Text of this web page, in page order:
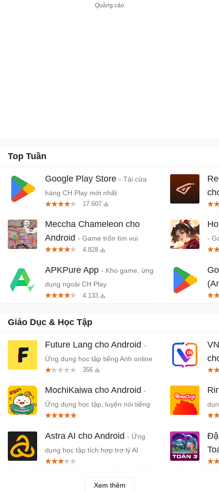
Top Tuần
Google Play Store - Tải cửa
hàng CH Play mới nhất
17.607
Meccha Chameleon cho
Android - Game trốn tìm vui
nhộn nhiều người chơi
4.828
APKPure App - Kho game, ứng
dụng ngoài CH Play
4.133
-
Da
Giáo Dục & Học Tập
Future Lang cho Android -
Ứng dụng học tập tiếng Anh online
356
MochiKaiwa cho Android -
Ứng dụng học tập, luyện nói tiếng
Nhật
Astra AI cho Android - Ứng
dụng học tập tích hợp trợ lý AI
em
Xem thêm